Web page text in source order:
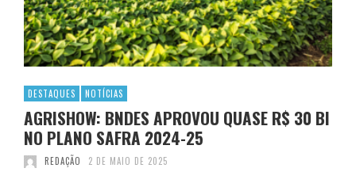
DESTAQUES NOTÍCIAS
AGRISHOW: BNDES APROVOU QUASE R$ 30 BI
NO PLANO SAFRA 2024-25
REDAÇÃO 2 DE MAIO DE 2025